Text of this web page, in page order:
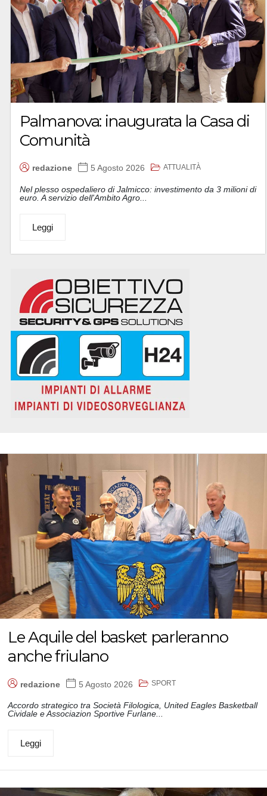
Palmanova: inaugurata la Casa di
Comunità
redazione 5 Agosto 2026 ATTUALITÀ
Nel plesso ospedaliero di Jalmicco: investimento da 3 milioni di
euro. A servizio dell'Ambito Agro...
Leggi
Le Aquile del basket parleranno
anche friulano
redazione 5 Agosto 2026 SPORT
Accordo strategico tra Società Filologica, United Eagles Basketball
Cividale e Associazion Sportive Furlane...
Leggi